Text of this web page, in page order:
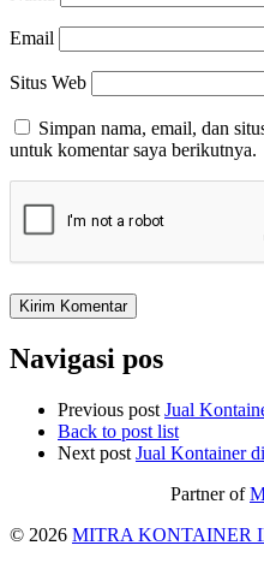
Email
Situs Web
Simpan nama, email, dan
untuk komentar saya berikutnya.
Navigasi pos
Previous post Jual
Back to post list
Next post Jual Kontainer
Partner of
© 2026 MITRA KONTAINER